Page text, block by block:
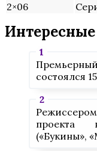
2×06
состоялся
проекта
(«Букины»,